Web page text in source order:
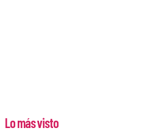
Lo más visto